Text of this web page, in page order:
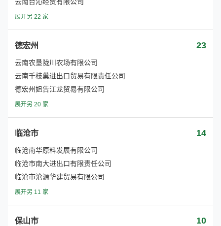
展开另 22 家
德宏州 23
云南农垦陇川农场有限公司
云南千枝巢进出口贸易有限责任公司
德宏州姐告江龙贸易有限公司
展开另 20 家
临沧市 14
临沧南华原料发展有限公司
临沧市南大进出口有限责任公司
临沧市沧源华建贸易有限公司
展开另 11 家
保山市 10